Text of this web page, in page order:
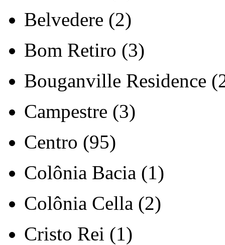
Belvedere (2)
Bom Retiro (3)
Bouganville Residence
Campestre (3)
Centro (95)
Colônia Bacia (1)
Colônia Cella (2)
Cristo Rei (1)